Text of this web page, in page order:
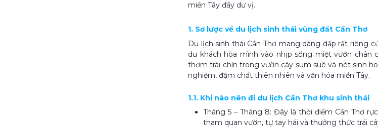
miền Tây đầy dư vị.
1. Sơ lược về du lịch sinh thái vùng đất Cần Thơ
Du lịch sinh thái Cần Thơ mang dáng dấp rất riêng
du khách hòa mình vào nhịp sống miệt vườn chân
thơm trái chín trong vườn cây sum suê và nét sinh
nghiệm, đậm chất thiên nhiên và văn hóa miền Tây.
1.1. Khi nào nên đi du lịch Cần Thơ khu sinh thái
Tháng 5 – Tháng 8: Đây là thời điểm Cần Thơ
tham quan vườn, tự tay hái và thưởng thức trái